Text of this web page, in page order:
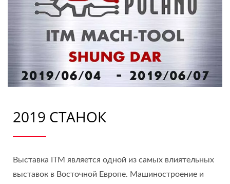
2019 СТАНОК
Выставка ITM является одной из самых влиятельных
выставок в Восточной Европе. Машиностроение и